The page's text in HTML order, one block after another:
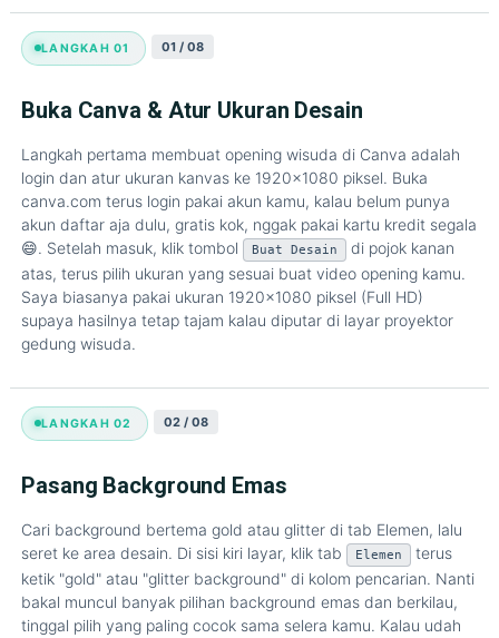
LANGKAH 01 01 / 08
Buka Canva & Atur Ukuran Desain
Langkah pertama membuat opening wisuda di Canva adalah
login dan atur ukuran kanvas ke 1920x1080 piksel. Buka
canva.com terus login pakai akun kamu, kalau belum punya
akun daftar aja dulu, gratis kok, nggak pakai kartu kredit segala
😄. Setelah masuk, klik tombol
Buat Desain
di pojok kanan
atas, terus pilih ukuran yang sesuai buat video opening kamu.
Saya biasanya pakai ukuran 1920x1080 piksel (Full HD)
supaya hasilnya tetap tajam kalau diputar di layar proyektor
gedung wisuda.
LANGKAH 02 02 / 08
Pasang Background Emas
Cari background bertema gold atau glitter di tab Elemen, lalu
seret ke area desain. Di sisi kiri layar, klik tab
Elemen
terus
ketik "gold" atau "glitter background" di kolom pencarian. Nanti
bakal muncul banyak pilihan background emas dan berkilau,
tinggal pilih yang paling cocok sama selera kamu. Kalau udah